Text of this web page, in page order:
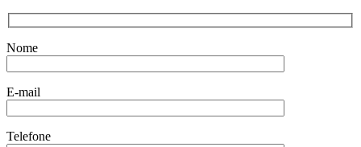
Nome
E-mail
Telefone